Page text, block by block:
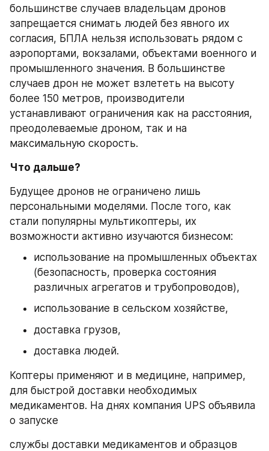
большинстве случаев владельцам дронов
запрещается снимать людей без явного их
согласия, БПЛА нельзя использовать рядом с
аэропортами, вокзалами, объектами военного и
промышленного значения. В большинстве
случаев дрон не может взлететь на высоту
более 150 метров, производители
устанавливают ограничения как на расстояния,
преодолеваемые дроном, так и на
максимальную скорость.
Что дальше?
Будущее дронов не ограничено лишь
персональными моделями. После того, как
стали популярны мультикоптеры, их
возможности активно изучаются бизнесом:
использование на промышленных объектах
(безопасность, проверка состояния
различных агрегатов и трубопроводов),
использование в сельском хозяйстве,
доставка грузов,
доставка людей.
Коптеры применяют и в медицине, например,
для быстрой доставки необходимых
медикаментов. На днях компания UPS объявила
о запуске
службы доставки медикаментов и образцов